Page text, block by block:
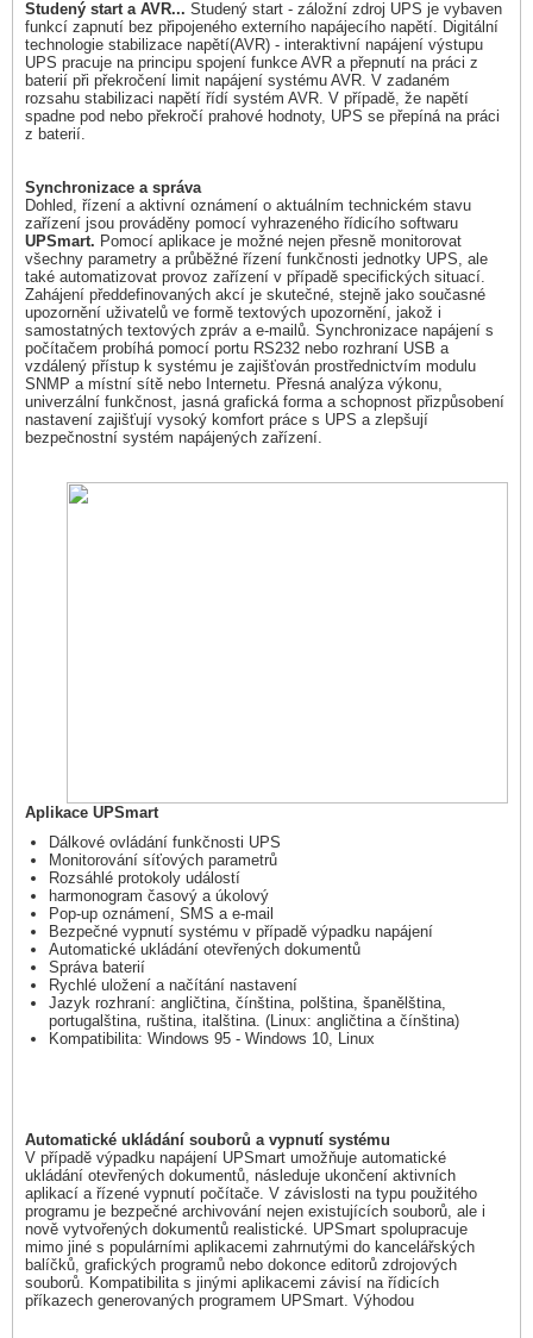
Studený start a AVR... Studený start - záložní zdroj UPS je vybaven
funkcí zapnutí bez připojeného externího napájecího napětí. Digitální
technologie stabilizace napětí(AVR) - interaktivní napájení výstupu
UPS pracuje na principu spojení funkce AVR a přepnutí na práci z
baterií při překročení limit napájení systému AVR. V zadaném
rozsahu stabilizaci napětí řídí systém AVR. V případě, že napětí
spadne pod nebo překročí prahové hodnoty, UPS se přepíná na práci
z baterií.
Synchronizace a správa
Dohled, řízení a aktivní oznámení o aktuálním technickém stavu
zařízení jsou prováděny pomocí vyhrazeného řídicího softwaru
UPSmart. Pomocí aplikace je možné nejen přesně monitorovat
všechny parametry a průběžné řízení funkčnosti jednotky UPS, ale
také automatizovat provoz zařízení v případě specifických situací.
Zahájení předdefinovaných akcí je skutečné, stejně jako současné
upozornění uživatelů ve formě textových upozornění, jakož i
samostatných textových zpráv a e-mailů. Synchronizace napájení s
počítačem probíhá pomocí portu RS232 nebo rozhraní USB a
vzdálený přístup k systému je zajišťován prostřednictvím modulu
SNMP a místní sítě nebo Internetu. Přesná analýza výkonu,
univerzální funkčnost, jasná grafická forma a schopnost přizpůsobení
nastavení zajišťují vysoký komfort práce s UPS a zlepšují
bezpečnostní systém napájených zařízení.
Aplikace UPSmart
Dálkové ovládání funkčnosti UPS
Monitorování síťových parametrů
Rozsáhlé protokoly událostí
harmonogram časový a úkolový
Pop-up oznámení, SMS a e-mail
Bezpečné vypnutí systému v případě výpadku napájení
Automatické ukládání otevřených dokumentů
Správa baterií
Rychlé uložení a načítání nastavení
Jazyk rozhraní: angličtina, čínština, polština, španělština,
portugalština, ruština, italština. (Linux: angličtina a čínština)
Kompatibilita: Windows 95 - Windows 10, Linux
Automatické ukládání souborů a vypnutí systému
V případě výpadku napájení UPSmart umožňuje automatické
ukládání otevřených dokumentů, následuje ukončení aktivních
aplikací a řízené vypnutí počítače. V závislosti na typu použitého
programu je bezpečné archivování nejen existujících souborů, ale i
nově vytvořených dokumentů realistické. UPSmart spolupracuje
mimo jiné s populárními aplikacemi zahrnutými do kancelářských
balíčků, grafických programů nebo dokonce editorů zdrojových
souborů. Kompatibilita s jinými aplikacemi závisí na řídicích
příkazech generovaných programem UPSmart. Výhodou